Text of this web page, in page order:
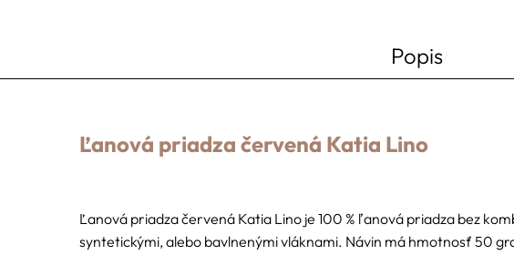
Popis
Ľanová priadza červená Katia Lino
Ľanová priadza červená Katia Lino je 100 % ľanová priadza bez
syntetickými, alebo bavlnenými vláknami. Návin má hmotnosť 50